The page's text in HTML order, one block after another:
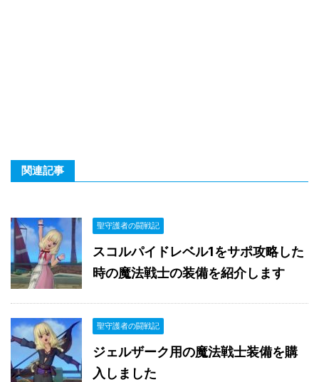
関連記事
聖守護者の闘戦記
スコルパイドレベル1をサポ攻略した
時の魔法戦士の装備を紹介します
聖守護者の闘戦記
ジェルザーク用の魔法戦士装備を購
入しました